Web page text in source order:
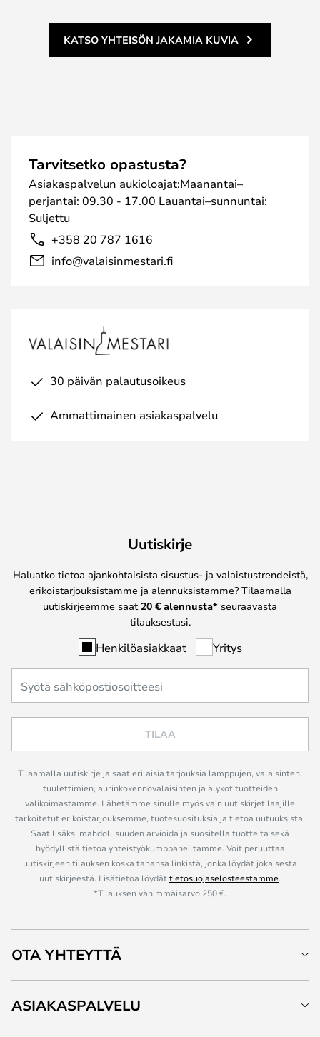
KATSO YHTEISÖN JAKAMIA KUVIA
Tarvitsetko opastusta?
Asiakaspalvelun aukioloajat:Maanantai–
perjantai: 09.30 - 17.00 Lauantai–sunnuntai:
Suljettu
+358 20 787 1616
info@valaisinmestari.fi
30 päivän palautusoikeus
Ammattimainen asiakaspalvelu
Uutiskirje
Haluatko tietoa ajankohtaisista sisustus- ja valaistustrendeistä,
erikoistarjouksistamme ja alennuksistamme? Tilaamalla
uutiskirjeemme saat 20 € alennusta* seuraavasta
tilauksestasi.
Henkilöasiakkaat Yritys
TILAA
Tilaamalla uutiskirje ja saat erilaisia tarjouksia lamppujen, valaisinten,
tuulettimien, aurinkokennovalaisinten ja älykotituotteiden
valikoimastamme. Lähetämme sinulle myös vain uutiskirjetilaajille
tarkoitetut erikoistarjouksemme, tuotesuosituksia ja tietoa uutuuksista.
Saat lisäksi mahdollisuuden arvioida ja suositella tuotteita sekä
hyödyllistä tietoa yhteistyökumppaneiltamme. Voit peruuttaa
uutiskirjeen tilauksen koska tahansa linkistä, jonka löydät jokaisesta
uutiskirjeestä. Lisätietoa löydättietosuojaselosteestamme.
*Tilauksen vähimmäisarvo 250 €.
OTA YHTEYTTÄ
ASIAKASPALVELU